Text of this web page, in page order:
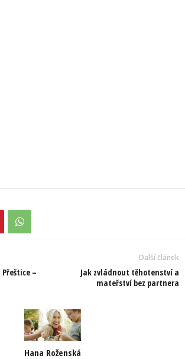
–
Další článek
Jak zvládnout těhotenství a
mateřství bez partnera
Hana Roženská